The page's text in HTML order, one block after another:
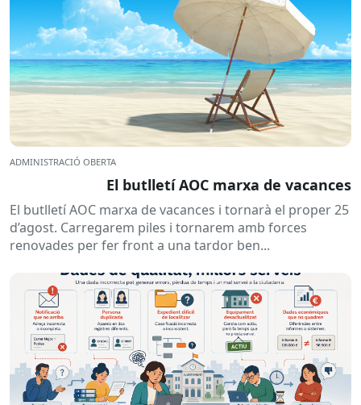
ADMINISTRACIÓ OBERTA
El butlletí AOC marxa de vacances
El butlletí AOC marxa de vacances i tornarà el proper 25
d’agost. Carregarem piles i tornarem amb forces
renovades per fer front a una tardor ben...